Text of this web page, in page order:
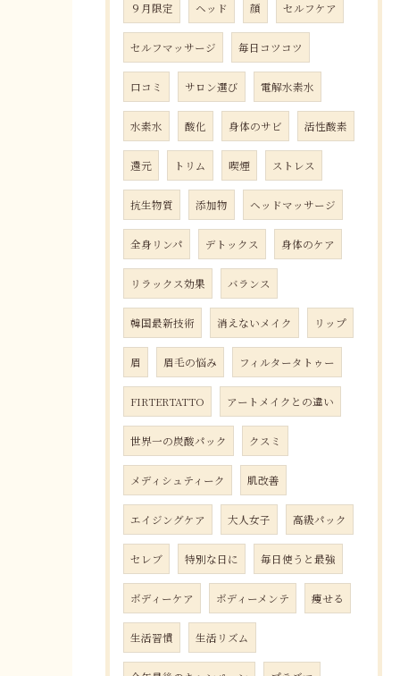
９月限定 ヘッド 顔 セルフケア
セルフマッサージ 毎日コツコツ
口コミ サロン選び 電解水素水
水素水 酸化 身体のサビ 活性酸素
還元 トリム 喫煙 ストレス
抗生物質 添加物 ヘッドマッサージ
全身リンパ デトックス 身体のケア
リラックス効果 バランス
韓国最新技術 消えないメイク リップ
眉 眉毛の悩み フィルタータトゥー
FIRTERTATTO アートメイクとの違い
世界一の炭酸パック クスミ
メディシュティーク 肌改善
エイジングケア 大人女子 高級パック
セレブ 特別な日に 毎日使うと最強
ボディーケア ボディーメンテ 痩せる
生活習慣 生活リズム